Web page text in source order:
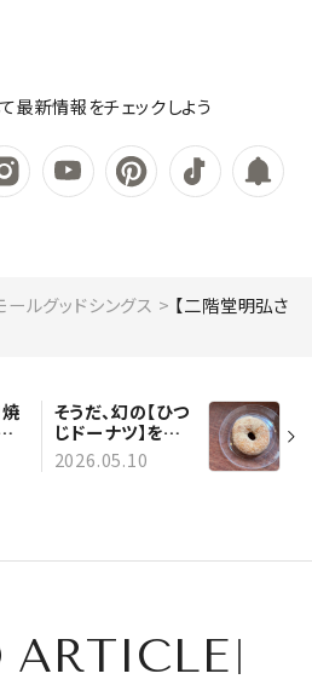
最新情報をチェックしよう
ールグッドシングス
【二階堂明弘さ
そうだ、幻の【ひつ
じドーナツ】を食
べに【京都】へ行こ
う！
2026.05.10
ARTICLE